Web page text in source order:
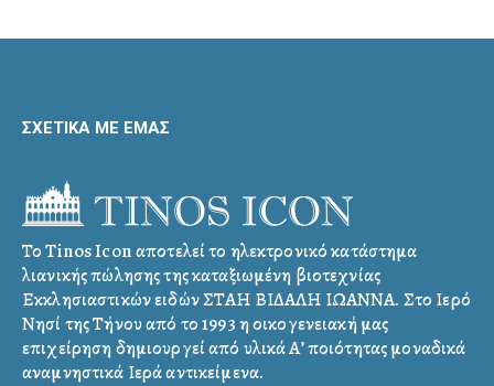
ΣΧΕΤΙΚΑ ΜΕ ΕΜΑΣ
Το Tinos Icon αποτελεί το ηλεκτρονικό κατάστημα
λιανικής πώλησης της καταξιωμένη βιοτεχνίας
Εκκλησιαστικών ειδών ΣΤΑΗ ΒΙΔΑΛΗ ΙΩΑΝΝΑ. Στο Ιερό
Νησί της Τήνου από το 1993 η οικογενειακή μας
επιχείρηση δημιουργεί από υλικά Α’ ποιότητας μοναδικά
αναμνηστικά Ιερά αντικείμενα.